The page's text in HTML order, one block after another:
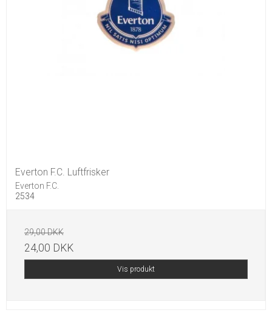
Everton F.C. Luftfrisker
Everton F.C.
2534
29,00 DKK
24,00 DKK
Vis produkt